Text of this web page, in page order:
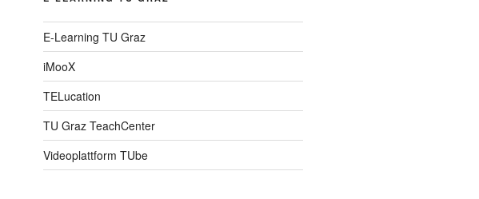
E-Learning TU Graz
iMooX
TELucation
TU Graz TeachCenter
Videoplattform TUbe